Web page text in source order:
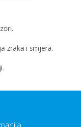
zraka i smjera.